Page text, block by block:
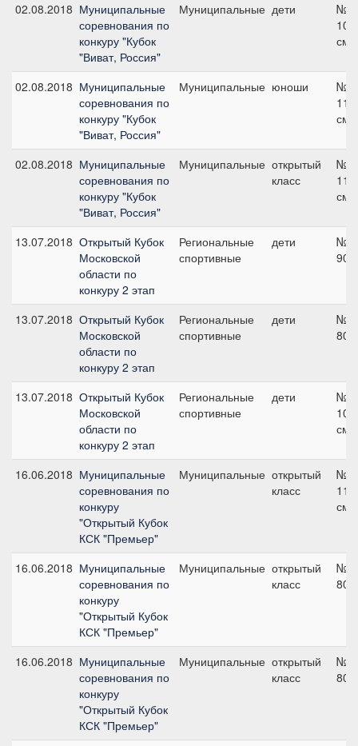
02.08.2018 Муниципальные
соревнования по
конкуру "Кубок
"Виват, Россия"
Муниципальные дети
№2,
100
см
02.08.2018 Муниципальные
соревнования по
конкуру "Кубок
"Виват, Россия"
Муниципальные юноши
№6,
115
см
02.08.2018 Муниципальные
соревнования по
конкуру "Кубок
"Виват, Россия"
Муниципальные открытый
класс
№6,
115
см
13.07.2018 Открытый Кубок
Московской
области по
конкуру 2 этап
Региональные
спортивные
дети
№2,
90
13.07.2018 Открытый Кубок
Московской
области по
конкуру 2 этап
Региональные
спортивные
дети
№5,
80
13.07.2018 Открытый Кубок
Московской
области по
конкуру 2 этап
Региональные
спортивные
дети
№6,
100
см
16.06.2018 Муниципальные
соревнования по
конкуру
"Открытый Кубок
КСК "Премьер"
Муниципальные открытый
класс
№3,
110
см
16.06.2018 Муниципальные
соревнования по
конкуру
"Открытый Кубок
КСК "Премьер"
Муниципальные открытый
класс
№1,
80
16.06.2018 Муниципальные
соревнования по
конкуру
"Открытый Кубок
КСК "Премьер"
Муниципальные открытый
класс
№1,
80